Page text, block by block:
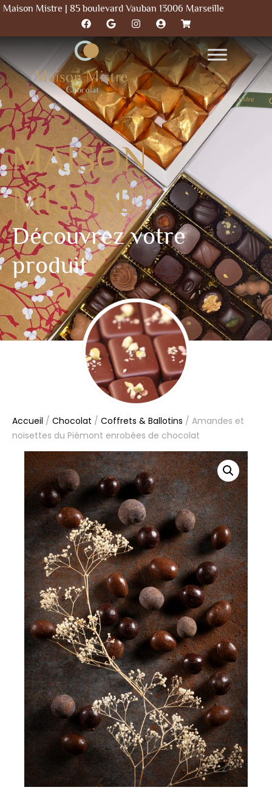
Maison Mistre | 85 boulevard Vauban 13006 Marseille
MAISON
MISTRE
Découvrez votre
produit
Accueil / Chocolat / Coffrets & Ballotins / Amandes et
noisettes du Piémont enrobées de chocolat